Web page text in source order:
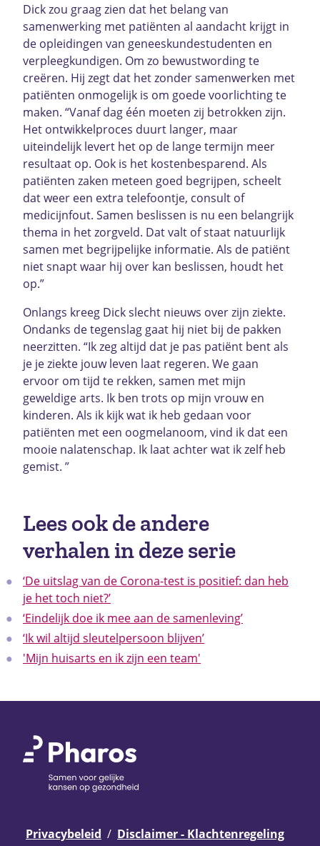
Dick zou graag zien dat het belang van
samenwerking met patiënten al aandacht krijgt in
de opleidingen van geneeskundestudenten en
verpleegkundigen. Om zo bewustwording te
creëren. Hij zegt dat het zonder samenwerken met
patiënten onmogelijk is om goede voorlichting te
maken. “Vanaf dag één moeten zij betrokken zijn.
Het ontwikkelproces duurt langer, maar
uiteindelijk levert het op de lange termijn meer
resultaat op. Ook is het kostenbesparend. Als
patiënten zaken meteen goed begrijpen, scheelt
dat weer een extra telefoontje, consult of
medicijnfout. Samen beslissen is nu een belangrijk
thema in het zorgveld. Dat valt of staat natuurlijk
samen met begrijpelijke informatie. Als de patiënt
niet snapt waar hij over kan beslissen, houdt het
op.”
Onlangs kreeg Dick slecht nieuws over zijn ziekte.
Ondanks de tegenslag gaat hij niet bij de pakken
neerzitten. “Ik zeg altijd dat je pas patiënt bent als
je je ziekte jouw leven laat regeren. We gaan
ervoor om tijd te rekken, samen met mijn
geweldige arts. Ik ben trots op mijn vrouw en
kinderen. Als ik kijk wat ik heb gedaan voor
patiënten met een oogmelanoom, vind ik dat een
mooie nalatenschap. Ik laat achter wat ik zelf heb
gemist. ”
Lees ook de andere
verhalen in deze serie
‘De uitslag van de Corona-test is positief: dan heb
je het toch niet?’
‘Eindelijk doe ik mee aan de samenleving’
‘Ik wil altijd sleutelpersoon blijven’
'Mijn huisarts en ik zijn een team'
Privacybeleid
Disclaimer - Klachtenregeling